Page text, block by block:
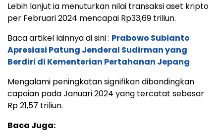
Lebih lanjut ia menuturkan nilai transaksi aset kripto
per Februari 2024 mencapai Rp33,69 triliun.
Baca artikel lainnya di sini : Prabowo Subianto
Apresiasi Patung Jenderal Sudirman yang
Berdiri di Kementerian Pertahanan Jepang
Mengalami peningkatan signifikan dibandingkan
capaian pada Januari 2024 yang tercatat sebesar
Rp 21,57 triliun.
Baca Juga: